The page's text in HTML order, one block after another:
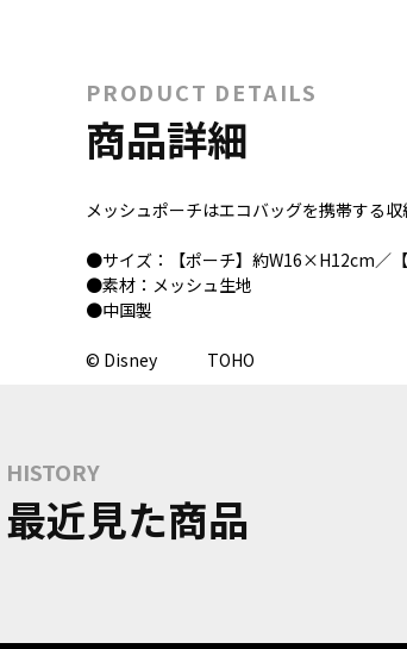
PRODUCT DETAILS
商品詳細
メッシュポーチはエコバッグを携帯する
●サイズ：【ポーチ】約W16×H12cm／
●素材：メッシュ生地
●中国製
© Disney TOHO
HISTORY
最近見た商品